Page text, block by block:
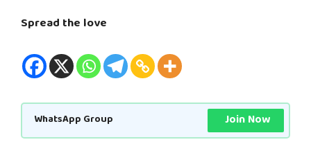
Spread the love
WhatsApp Group Join Now